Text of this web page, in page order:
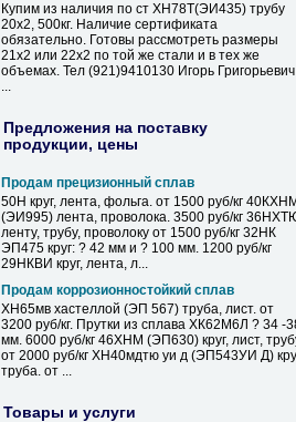
Купим из наличия по ст ХН78Т(ЭИ435) трубу
20х2, 500кг. Наличие сертификата
обязательно. Готовы рассмотреть размеры
21х2 или 22х2 по той же стали и в тех же
объемах. Тел (921)9410130 Игорь Григорьевич
...
Предложения на поставку
продукции, цены
Продам прецизионный сплав
50Н круг, лента, фольга. от 1500 руб/кг 40КХНМ
(ЭИ995) лента, проволока. 3500 руб/кг
ленту, трубу, проволоку от 1500 руб/кг 32НК
ЭП475 круг: ? 42 мм и ? 100 мм. 1200 руб/кг
29НКВИ круг, лента, л...
Продам коррозионностойкий сплав
ХН65мв хастеллой (ЭП 567) труба, лист. от
3200 руб/кг. Прутки из сплава ХК62М6Л ? 34 -
мм. 6000 руб/кг 46ХНМ (ЭП630) круг, лист,
от 2000 руб/кг ХН40мдтю уи д (ЭП543УИ Д)
труба. от ...
Товары и услуги